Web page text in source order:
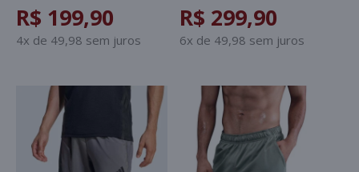
R$ 199,90
4x de 49,98 sem juros
MASCULINA -
PRETO/GRAFITE
R$ 299,90
6x de 49,98 sem juros